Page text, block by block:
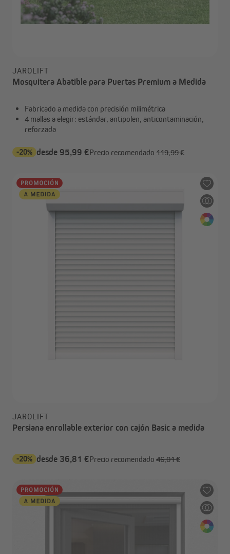
JAROLIFT
Mosquitera Abatible para Puertas Premium a Medida
Fabricado a medida con precisión milimétrica
4 mallas a elegir: estándar, antipolen, anticontaminación,
reforzada
-20% desde 95,99 €Precio recomendado 119,99 €
JAROLIFT
Persiana enrollable exterior con cajón Basic a medida
-20% desde 36,81 €Precio recomendado 46,01 €